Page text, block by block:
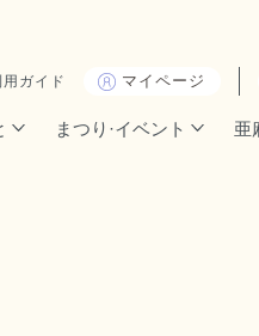
用ガイド マイページ
まつり·イベント 亜